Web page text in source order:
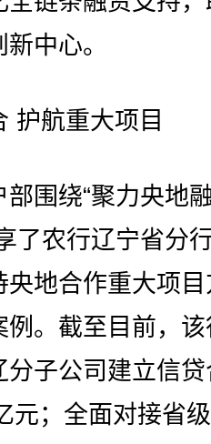
中心。
航重大项目
围绕“聚力央地
了农行辽宁省分
央地合作重大项
例。截至目前，
分子公司建立信
元；全面对接省